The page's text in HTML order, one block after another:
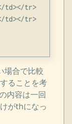
td></tr>
td></tr>
場合で比較
ることを考
内容は一回
がthになっ